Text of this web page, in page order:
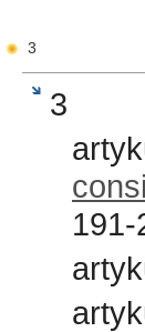
3
3
191-